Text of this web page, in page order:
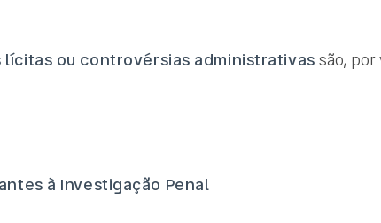
ou controvérsias administrativassão, por
à Investigação Penal